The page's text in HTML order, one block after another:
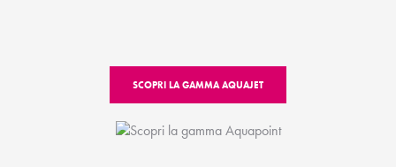
SCOPRI LA GAMMA AQUAJET